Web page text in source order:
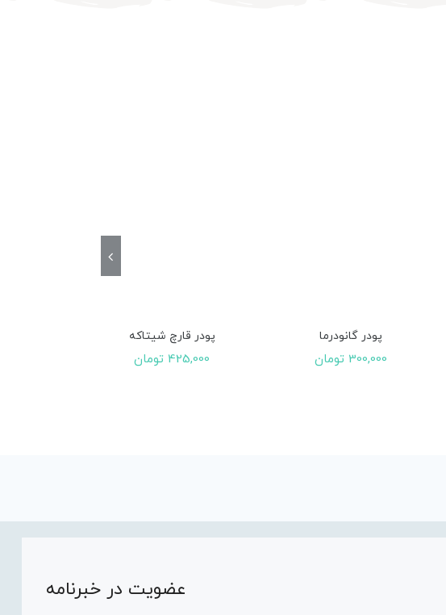
پودر گانودرما
300,000 تومان
پودر قارچ شیتاکه
425,000 تومان
عضویت در خبرنامه